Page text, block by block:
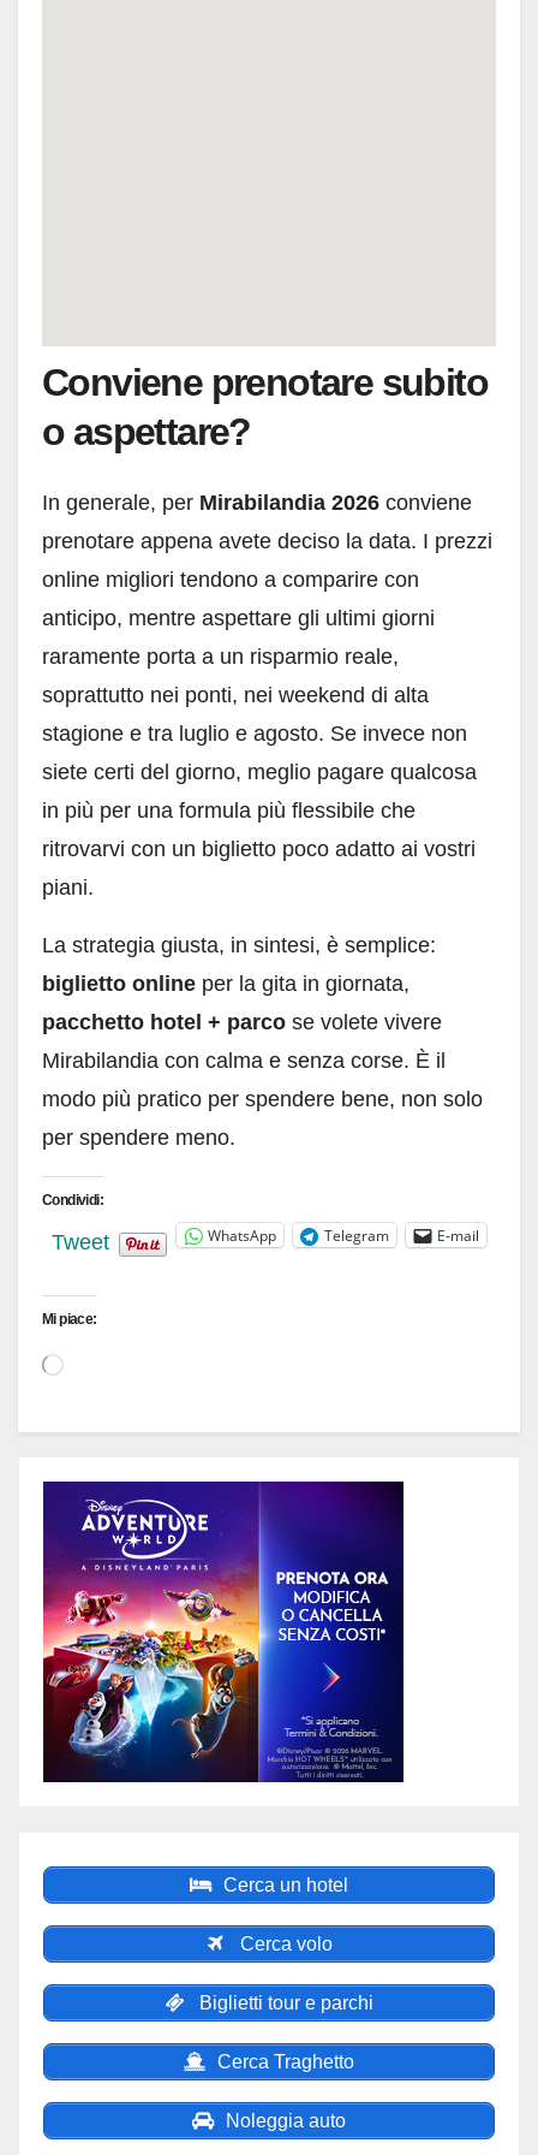
Conviene prenotare subito
o aspettare?
In generale, per Mirabilandia 2026 conviene
prenotare appena avete deciso la data. I prezzi
online migliori tendono a comparire con
anticipo, mentre aspettare gli ultimi giorni
raramente porta a un risparmio reale,
soprattutto nei ponti, nei weekend di alta
stagione e tra luglio e agosto. Se invece non
siete certi del giorno, meglio pagare qualcosa
in più per una formula più flessibile che
ritrovarvi con un biglietto poco adatto ai vostri
piani.
La strategia giusta, in sintesi, è semplice:
biglietto online per la gita in giornata,
pacchetto hotel + parco se volete vivere
Mirabilandia con calma e senza corse. È il
modo più pratico per spendere bene, non solo
per spendere meno.
Condividi:
Tweet WhatsApp Telegram E-mail
Mi piace:
Cerca un hotel
Cerca volo
Biglietti tour e parchi
Cerca Traghetto
Noleggia auto